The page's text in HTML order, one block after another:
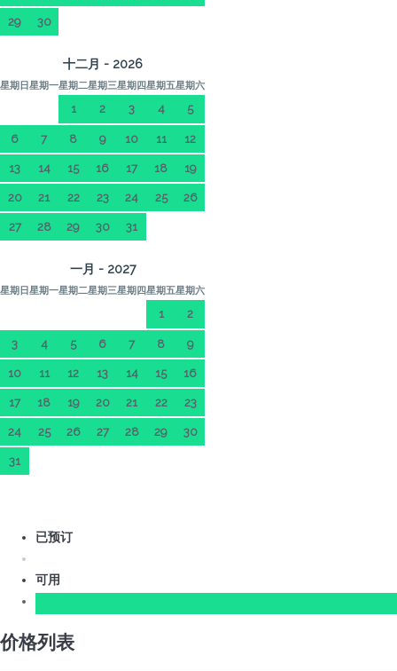
29 30
十二月 - 2026
星期日星期一星期二星期三星期四星期五星期六
1 2 3 4 5
6 7 8 9 10 11 12
13 14 15 16 17 18 19
20 21 22 23 24 25 26
27 28 29 30 31
一月 - 2027
星期日星期一星期二星期三星期四星期五星期六
1 2
3 4 5 6 7 8 9
10 11 12 13 14 15 16
17 18 19 20 21 22 23
24 25 26 27 28 29 30
31
已预订
可用
价格列表